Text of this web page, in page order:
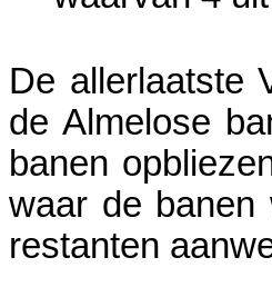
De allerlaatste
de Almelose
banen
waar de banen
restanten